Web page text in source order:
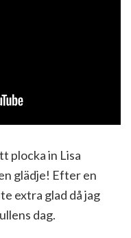
plocka in Lisa
glädje! Efter en
extra glad då jag
dag.